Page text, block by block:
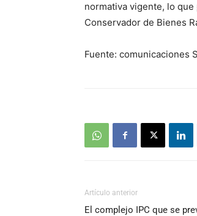
normativa vigente, lo
Conservador de Bienes
Fuente: comunicaciones
Artículo anterior
El complejo IPC que se